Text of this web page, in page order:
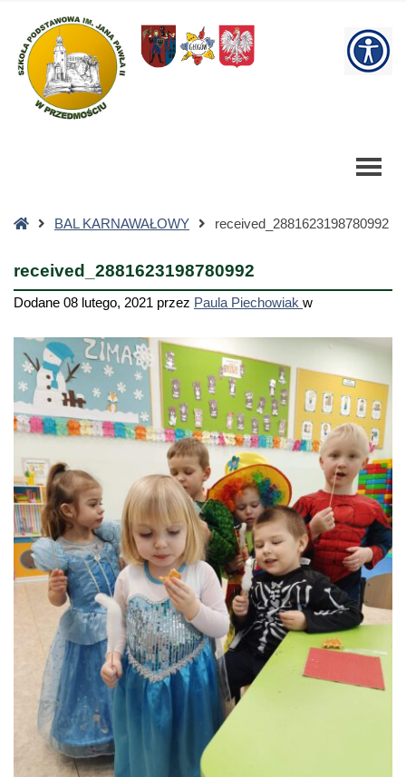
Szkoła
Podstawowa
StronaBAL KARNAWAŁOWY received_2881623198780992
received_2881623198780992
Dodane 08 lutego, 2021 przez Paula Piechowiak w